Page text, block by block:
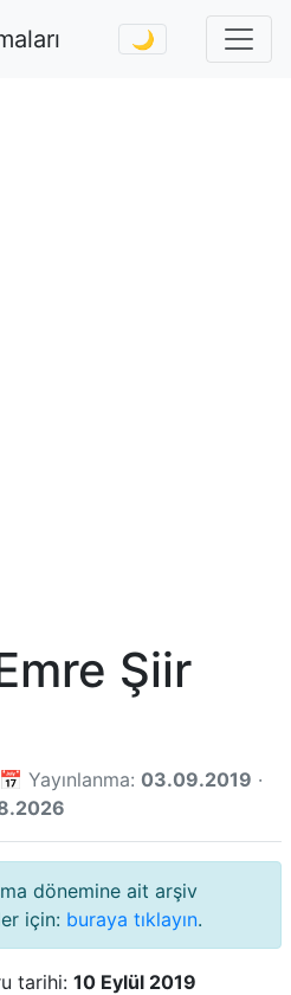
🌙
Şiir
📅 Yayınlanma: 03.09.2019 ·
dönemine ait arşiv
için: buraya tıklayın.
tarihi: 10 Eylül 2019